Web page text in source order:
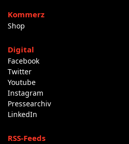
Kommerz
Shop
Digital
Facebook
Twitter
Youtube
Instagram
Pressearchiv
LinkedIn
RSS-Feeds